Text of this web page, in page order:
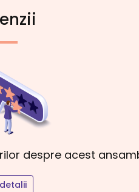
despre acest